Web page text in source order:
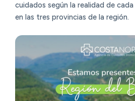
cuidados según la realidad de
en las tres provincias de la región.